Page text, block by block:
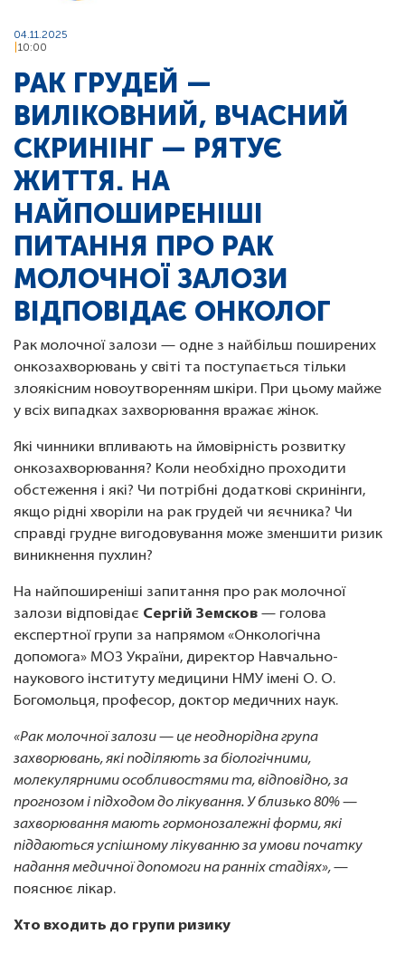
04.11.2025
10:00
РАК ГРУДЕЙ —
ВИЛІКОВНИЙ, ВЧАСНИЙ
СКРИНІНГ — РЯТУЄ
ЖИТТЯ. НА
НАЙПОШИРЕНІШІ
ПИТАННЯ ПРО РАК
МОЛОЧНОЇ ЗАЛОЗИ
ВІДПОВІДАЄ ОНКОЛОГ
Рак молочної залози — одне з найбільш поширених
онкозахворювань у світі та поступається тільки
злоякісним новоутворенням шкіри. При цьому майже
у всіх випадках захворювання вражає жінок.
Які чинники впливають на ймовірність розвитку
онкозахворювання? Коли необхідно проходити
обстеження і які? Чи потрібні додаткові скринінги,
якщо рідні хворіли на рак грудей чи яєчника? Чи
справді грудне вигодовування може зменшити ризик
виникнення пухлин?
На найпоширеніші запитання про рак молочної
залози відповідає Сергій Земсков — голова
експертної групи за напрямом «Онкологічна
допомога» МОЗ України, директор Навчально-
наукового інституту медицини НМУ імені О. О.
Богомольця, професор, доктор медичних наук.
«Рак молочної залози — це неоднорідна група
захворювань, які поділяють за біологічними,
молекулярними особливостями та, відповідно, за
прогнозом і підходом до лікування. У близько 80% —
захворювання мають гормонозалежні форми, які
піддаються успішному лікуванню за умови початку
надання медичної допомоги на ранніх стадіях»,—
пояснює лікар.
Хто входить до групи ризику